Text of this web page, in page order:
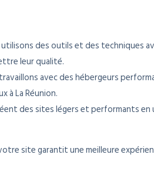
utilisons des outils et des techniques
leur qualité.
avec des hébergeurs
à La Réunion.
des sites légers et performants
site garantit une meilleure